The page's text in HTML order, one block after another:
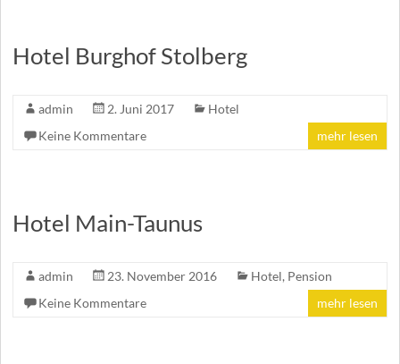
Hotel Burghof Stolberg
admin 2. Juni 2017
Hotel
Keine Kommentare
mehr lesen
Hotel Main-Taunus
admin 23. November 2016 Hotel, Pension
Keine Kommentare
mehr lesen